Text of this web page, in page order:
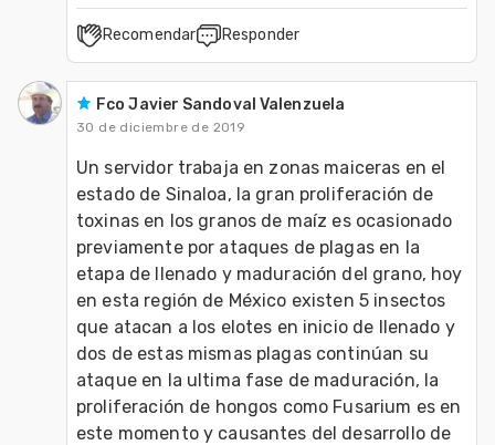
Recomendar Responder
Fco Javier Sandoval Valenzuela
30 de diciembre de 2019
Un servidor trabaja en zonas maiceras en el
estado de Sinaloa, la gran proliferación de
toxinas en los granos de maíz es ocasionado
previamente por ataques de plagas en la
etapa de llenado y maduración del grano, hoy
en esta región de México existen 5 insectos
que atacan a los elotes en inicio de llenado y
dos de estas mismas plagas continúan su
ataque en la ultima fase de maduración, la
proliferación de hongos como Fusarium es en
este momento y causantes del desarrollo de